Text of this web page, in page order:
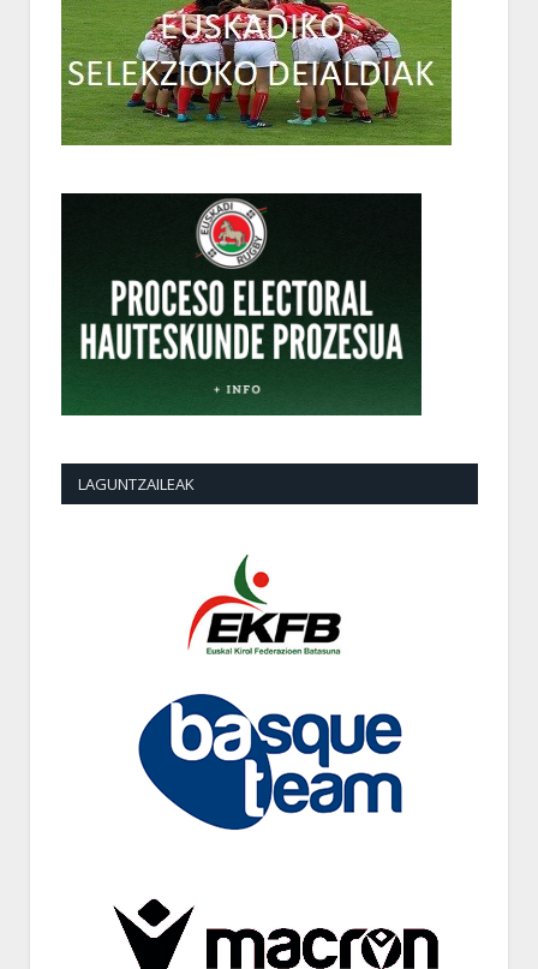
LAGUNTZAILEAK